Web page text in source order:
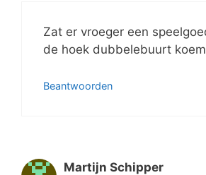
Zat er vroeger een
de hoek dubbelebuurt
Beantwoorden
Martijn Schipper